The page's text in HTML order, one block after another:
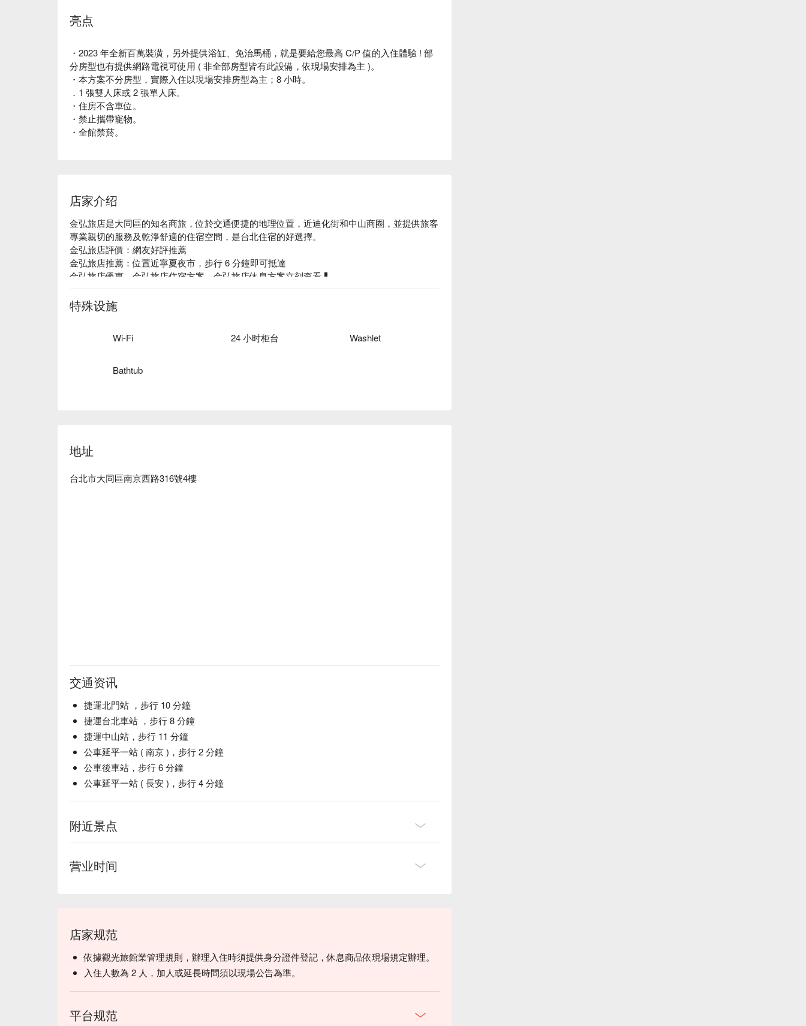
亮点
・2023 年全新百萬裝潢，另外提供浴缸、免治馬桶，就是要給您最高 C/P 值的入住體驗 ! 部
分房型也有提供網路電視可使用 ( 非全部房型皆有此設備，依現場安排為主 )。
・本方案不分房型，實際入住以現場安排房型為主；8 小時。
．1 張雙人床或 2 張單人床。
・住房不含車位。
・禁止攜帶寵物。
・全館禁菸。
店家介绍
金弘旅店是大同區的知名商旅，位於交通便捷的地理位置，近迪化街和中山商圈，並提供旅客
專業親切的服務及乾淨舒適的住宿空間，是台北住宿的好選擇。
金弘旅店評價：網友好評推薦
金弘旅店推薦：位置近寧夏夜市，步行 6 分鐘即可抵達
金弘旅店優惠、金弘旅店住宿方案、金弘旅店休息方案立刻查看⬇︎
特殊设施
Wi-Fi 24 小时柜台 Washlet
Bathtub
地址
台北市大同區南京西路316號4樓
交通资讯
捷運北門站 ，步行 10 分鐘
捷運台北車站 ，步行 8 分鐘
捷運中山站，步行 11 分鐘
公車延平一站 ( 南京 )，步行 2 分鐘
公車後車站，步行 6 分鐘
公車延平一站 ( 長安 )，步行 4 分鐘
附近景点
营业时间
店家规范
依據觀光旅館業管理規則，辦理入住時須提供身分證件登記，休息商品依現場規定辦理。
入住人數為 2 人，加人或延長時間須以現場公告為準。
平台规范